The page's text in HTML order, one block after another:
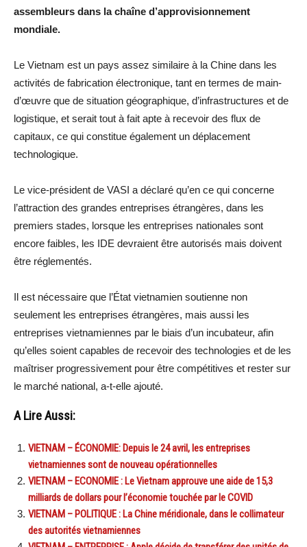
assembleurs dans la chaîne d’approvisionnement
mondiale.
Le Vietnam est un pays assez similaire à la Chine dans les
activités de fabrication électronique, tant en termes de main-
d’œuvre que de situation géographique, d’infrastructures et de
logistique, et serait tout à fait apte à recevoir des flux de
capitaux, ce qui constitue également un déplacement
technologique.
Le vice-président de VASI a déclaré qu’en ce qui concerne
l’attraction des grandes entreprises étrangères, dans les
premiers stades, lorsque les entreprises nationales sont
encore faibles, les IDE devraient être autorisés mais doivent
être réglementés.
Il est nécessaire que l’État vietnamien soutienne non
seulement les entreprises étrangères, mais aussi les
entreprises vietnamiennes par le biais d’un incubateur, afin
qu’elles soient capables de recevoir des technologies et de les
maîtriser progressivement pour être compétitives et rester sur
le marché national, a-t-elle ajouté.
A Lire Aussi:
VIETNAM – ÉCONOMIE: Depuis le 24 avril, les entreprises
vietnamiennes sont de nouveau opérationnelles
VIETNAM – ECONOMIE : Le Vietnam approuve une aide de 15,3
milliards de dollars pour l’économie touchée par le COVID
VIETNAM – POLITIQUE : La Chine méridionale, dans le collimateur
des autorités vietnamiennes